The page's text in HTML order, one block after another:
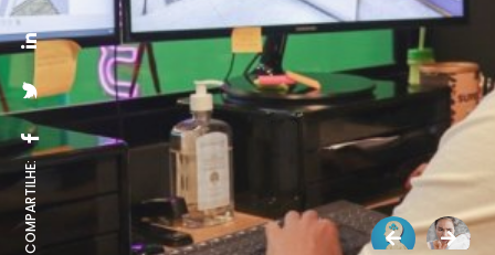
COMPARTILHE: